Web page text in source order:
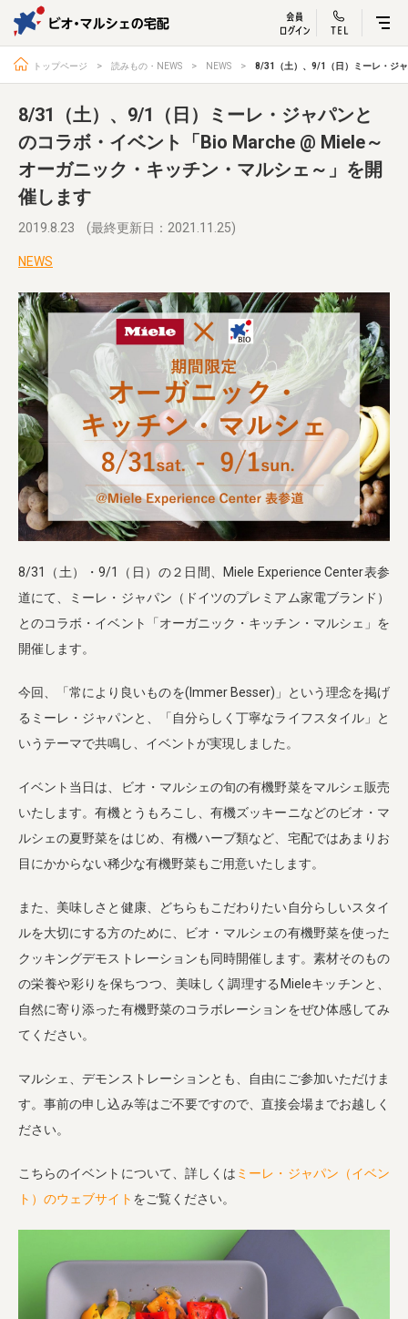
ビオ・マルシェ
宅配サービス紹介 有機野菜の お試しセッ
入
トップページ ビオ・マルシェの想い
ビオ・マルシェの商品
お届け情報 生産者・製造者
取扱店 ビオママクラブ
お問い合わせ 放射性物質への対応
会社概要 採用情報
業務用卸 SDGsへの取り組み
トップページ 読みもの・NEWS NEWS 8/31（土）、9/1（日）ミーレ・ジ
8/31（土）、9/1（日）ミーレ・ジャパンと
のコラボ・イベント「Bio Marche @ Miele～
オーガニック・キッチン・マルシェ～」を開
催します
2019.8.23 (最終更新日：2021.11.25)
NEWS
8/31（土）・9/1（日）の２日間、Miele Experience Center表参
道にて、ミーレ・ジャパン（ドイツのプレミアム家電ブランド）
とのコラボ・イベント「オーガニック・キッチン・マルシェ」を
開催します。
今回、「常により良いものを(Immer Besser)」という理念を掲げ
るミーレ・ジャパンと、「自分らしく丁寧なライフスタイル」と
いうテーマで共鳴し、イベントが実現しました。
イベント当日は、ビオ・マルシェの旬の有機野菜をマルシェ販売
いたします。有機とうもろこし、有機ズッキーニなどのビオ・マ
ルシェの夏野菜をはじめ、有機ハーブ類など、宅配ではあまりお
目にかからない稀少な有機野菜もご用意いたします。
また、美味しさと健康、どちらもこだわりたい自分らしいスタイ
ルを大切にする方のために、ビオ・マルシェの有機野菜を使った
クッキングデモストレーションも同時開催します。素材そのもの
の栄養や彩りを保ちつつ、美味しく調理するMieleキッチンと、
自然に寄り添った有機野菜のコラボレーションをぜひ体感してみ
てください。
マルシェ、デモンストレーションとも、自由にご参加いただけま
す。事前の申し込み等はご不要ですので、直接会場までお越しく
ださい。
こちらのイベントについて、詳しくは ミーレ・ジャパン（イベン
ト）のウェブサイト をご覧ください。